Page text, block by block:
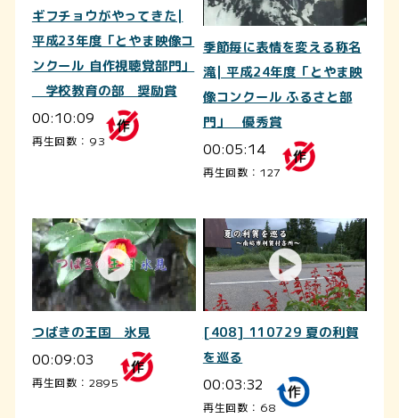
ギフチョウがやってきた|
平成23年度「とやま映像コ
ンクール 自作視聴覚部門」
学校教育の部 奨励賞
00:10:09
再生回数：93
季節毎に表情を変える称名
滝| 平成24年度「とやま映
像コンクール ふるさと部
門」 優秀賞
00:05:14
再生回数：127
つばきの王国 氷見
00:09:03
再生回数：2895
[408] 110729 夏の利賀
を巡る
00:03:32
再生回数：68